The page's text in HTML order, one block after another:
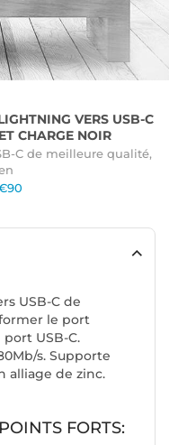
VERS USB-C
CHARGE NOIR
C de meilleure qualité,
USB-C de
le port
USB-C.
s. Supporte
alliage de zinc.
FORTS: